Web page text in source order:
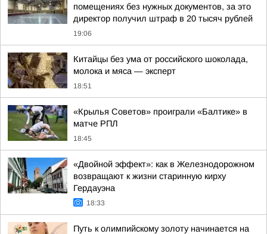
помещениях без нужных документов, за это
директор получил штраф в 20 тысяч рублей
19:06
Китайцы без ума от российского шоколада,
молока и мяса — эксперт
18:51
«Крылья Советов» проиграли «Балтике» в
матче РПЛ
18:45
«Двойной эффект»: как в Железнодорожном
возвращают к жизни старинную кирху
Гердауэна
18:33
Путь к олимпийскому золоту начинается на